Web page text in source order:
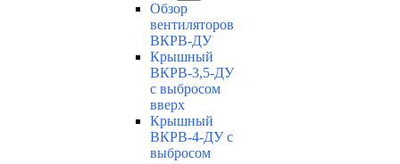
Обзор
вентиляторов
ВКРВ-ДУ
Крышный
ВКРВ-3,5-ДУ
с выбросом
вверх
Крышный
ВКРВ-4-ДУ с
выбросом